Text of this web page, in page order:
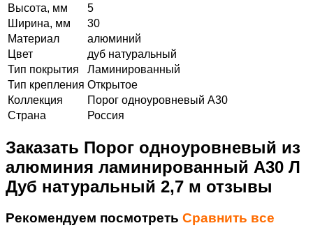
Высота, мм
5
Ширина, мм
30
Материал
алюминий
Цвет
дуб натуральный
Тип покрытия
Ламинированный
Тип крепления Открытое
Коллекция
Порог одноуровневый А30
Страна
Россия
Заказать Порог одноуровневый из
алюминия ламинированный А30 Л
Дуб натуральный 2,7 м отзывы
Рекомендуем посмотреть Сравнить все